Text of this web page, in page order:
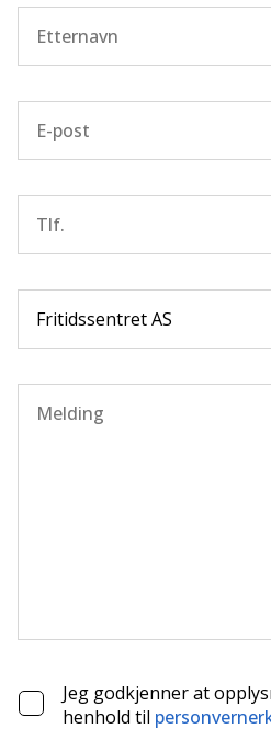
Jeg godkjenner at
henhold til